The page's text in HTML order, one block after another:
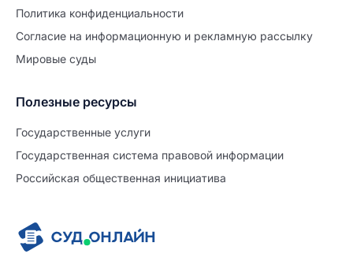
Политиĸа ĸонфиденциальности
Согласие на информационную и рекламную рассылку
Мировые суды
Полезные ресурсы
Государственные услуги
Государственная система правовой информации
Российская общественная инициатива
Продолжите заполнение
Расторжение брака
Уже заполнено
Шаг 0 из 15
№5721697